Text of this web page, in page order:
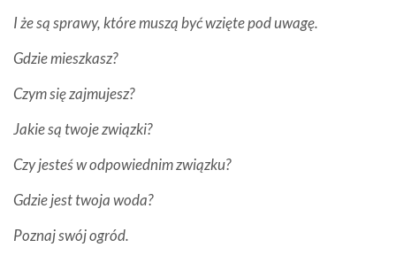
I że są sprawy, które muszą być wzięte pod uwagę.
Gdzie mieszkasz?
Czym się zajmujesz?
Jakie są twoje związki?
Czy jesteś w odpowiednim związku?
Gdzie jest twoja woda?
Poznaj swój ogród.